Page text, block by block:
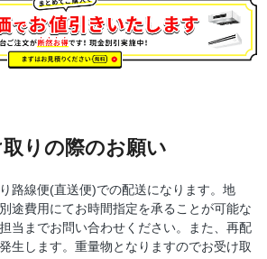
りの際のお願い
路線便(直送便)での配送になります。地
途費用にてお時間指定を承ることが可能な
当までお問い合わせください。また、再配
生します。重量物となりますのでお受け取